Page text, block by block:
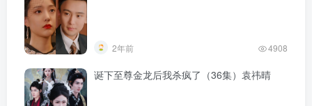
2年前 4908
诞下至尊金龙后我杀疯了（36集）袁祎晴